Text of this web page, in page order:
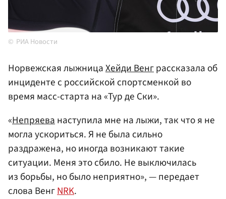
РИА Новости
Норвежская лыжницаХейди Венграссказала об
инциденте с российской спортсменкой во
время масс-старта на «Тур де Ски».
«Непряеванаступила мне на лыжи, так что я не
могла ускориться. Я не была сильно
раздражена, но иногда возникают такие
ситуации. Меня это сбило. Не выключилась
из борьбы, но было неприятно», — передает
слова ВенгNRK.